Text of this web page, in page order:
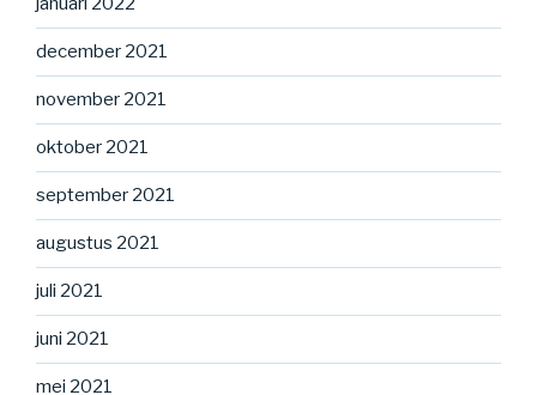
december 2021
november 2021
oktober 2021
september 2021
augustus 2021
juli 2021
juni 2021
mei 2021